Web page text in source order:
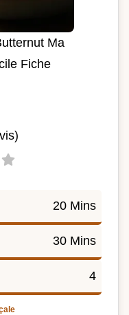
Ma
Fiche
20 Mins
30 Mins
4